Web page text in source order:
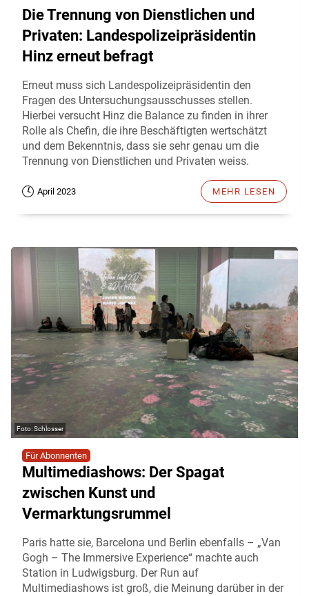
Die Trennung von Dienstlichen und
Privaten: Landespolizeipräsidentin
Hinz erneut befragt
Erneut muss sich Landespolizeipräsidentin den
Fragen des Untersuchungsausschusses stellen.
Hierbei versucht Hinz die Balance zu finden in ihrer
Rolle als Chefin, die ihre Beschäftigten wertschätzt
und dem Bekenntnis, dass sie sehr genau um die
Trennung von Dienstlichen und Privaten weiss.
April 2023 MEHR LESEN
Schlosser
Für Abonnenten
Multimediashows: Der Spagat
zwischen Kunst und
Vermarktungsrummel
Paris hatte sie, Barcelona und Berlin ebenfalls – „Van
Gogh – The Immersive Experience“ machte auch
Station in Ludwigsburg. Der Run auf
Multimediashows ist groß, die Meinung darüber in der